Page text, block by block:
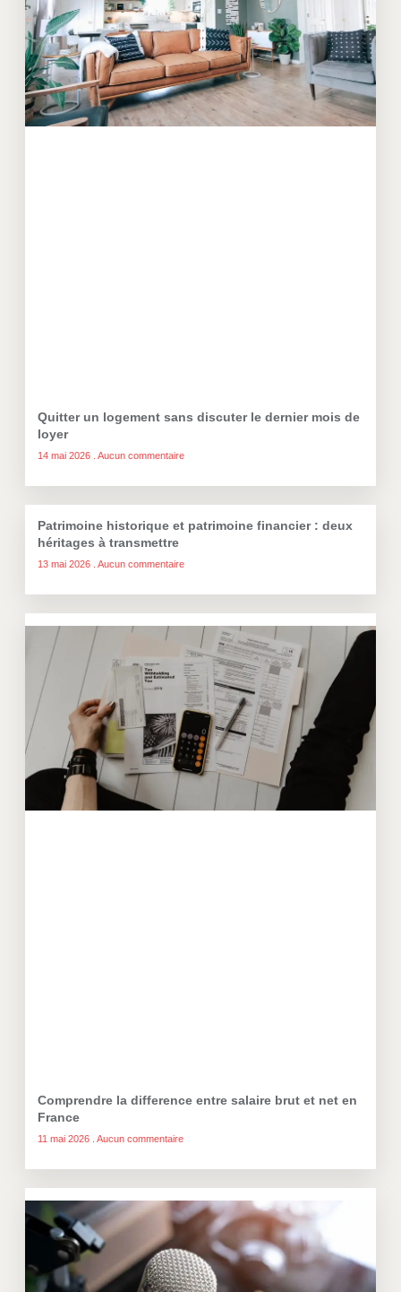
Quitter un logement sans discuter le dernier mois de
loyer
14 mai 2026 Aucun commentaire
Patrimoine historique et patrimoine financier : deux
héritages à transmettre
13 mai 2026 Aucun commentaire
Comprendre la difference entre salaire brut et net en
France
11 mai 2026 Aucun commentaire